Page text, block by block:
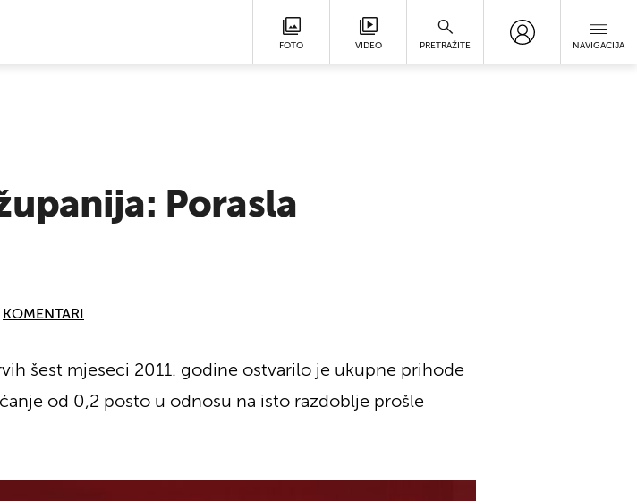
FOTO VIDEO PRETRAŽITE NAVIGACIJA
Porasla
KOMENTARI
šest mjeseci 2011. godine ostvarilo je ukupne prihode
od 0,2 posto u odnosu na isto razdoblje prošle